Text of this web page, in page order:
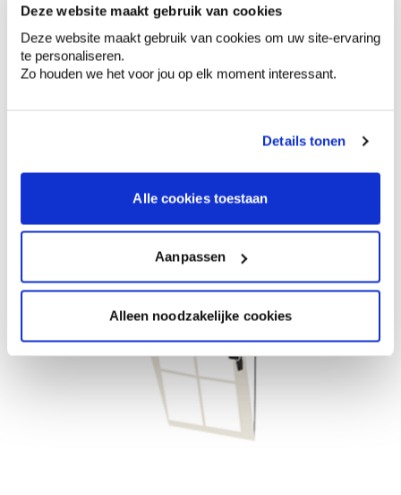
Deze website maakt gebruik van cookies
Deze website maakt gebruik van cookies om uw site-ervaring
te personaliseren.
Zo houden we het voor jou op elk moment interessant.
Details tonen
Alle cookies toestaan
Aanpassen
Alleen noodzakelijke cookies
Hou alle ramen en deuren dicht tijdens het
schilderen.Zo blijft het water dat uit de verf
verdampt in de ruimte hangen, wat de droging